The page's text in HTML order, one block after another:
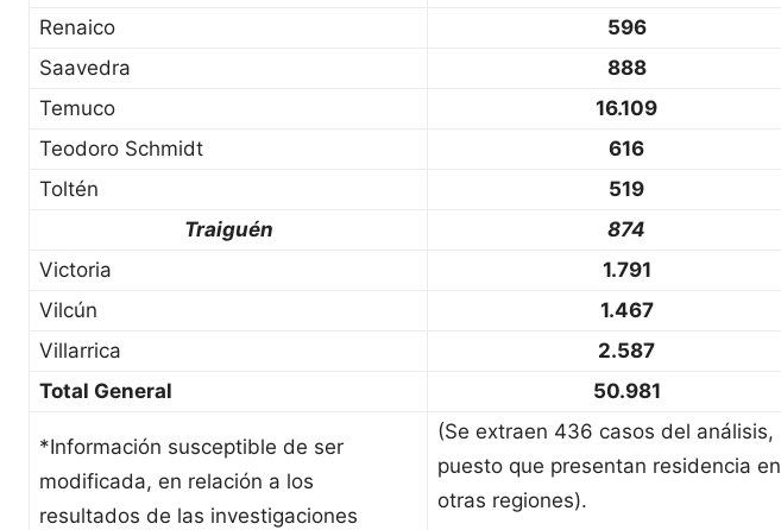
Renaico
596
Saavedra
888
Temuco
16.109
Teodoro Schmidt
616
Toltén
519
Traiguén
874
Victoria
1.791
Vilcún
1.467
Villarrica
2.587
Total General
50.981
*Información susceptible de ser
modificada, en relación a los
resultados de las investigaciones
(Se extraen 436 casos del análisis,
puesto que presentan residencia en
otras regiones).